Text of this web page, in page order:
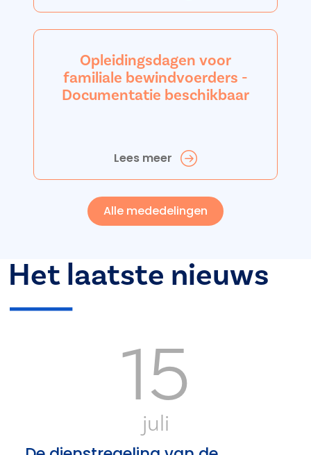
Opleidingsdagen voor
familiale bewindvoerders -
Documentatie beschikbaar
Lees meer
Alle mededelingen
Het laatste nieuws
15
juli